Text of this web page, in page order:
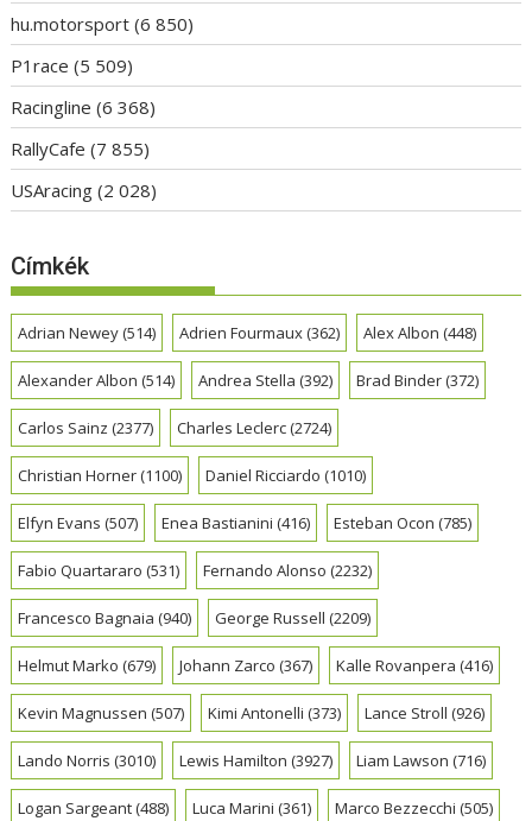
hu.motorsport (6 850)
P1race (5 509)
Racingline (6 368)
RallyCafe (7 855)
USAracing (2 028)
Címkék
Adrian Newey(514) Adrien Fourmaux(362) Alex Albon (448)
Alexander Albon (514) Andrea Stella (392) Brad Binder(372)
Carlos Sainz (2377) Charles Leclerc(2724)
Christian Horner(1100) Daniel Ricciardo (1010)
Elfyn Evans (507) Enea Bastianini (416) Esteban Ocon (785)
Fabio Quartararo (531) Fernando Alonso (2232)
Francesco Bagnaia (940) George Russell (2209)
Helmut Marko (679) Johann Zarco (367) Kalle Rovanpera (416)
Kevin Magnussen (507) Kimi Antonelli (373) Lance Stroll (926)
Lando Norris (3010) Lewis Hamilton (3927) Liam Lawson (716)
Logan Sargeant(488) Luca Marini (361) Marco Bezzecchi (505)